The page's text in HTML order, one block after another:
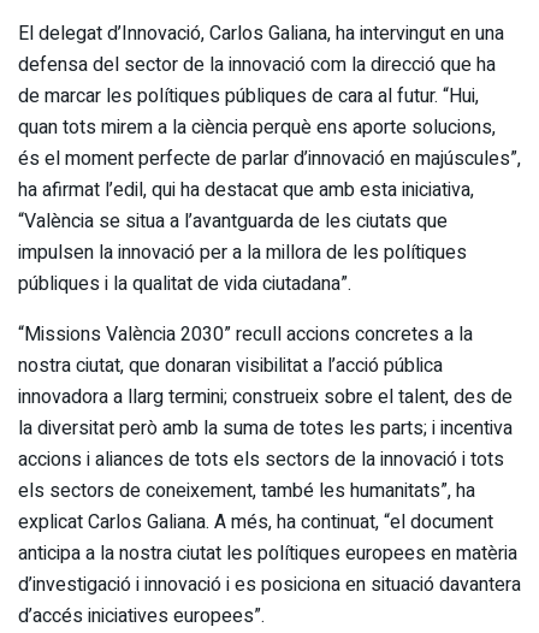
El delegat d’Innovació, Carlos Galiana, ha intervingut en una
defensa del sector de la innovació com la direcció que ha
de marcar les polítiques públiques de cara al futur. “Hui,
quan tots mirem a la ciència perquè ens aporte solucions,
és el moment perfecte de parlar d’innovació en majúscules”,
ha afirmat l’edil, qui ha destacat que amb esta iniciativa,
“València se situa a l’avantguarda de les ciutats que
impulsen la innovació per a la millora de les polítiques
públiques i la qualitat de vida ciutadana”.
“Missions València 2030” recull accions concretes a la
nostra ciutat, que donaran visibilitat a l’acció pública
innovadora a llarg termini; construeix sobre el talent, des de
la diversitat però amb la suma de totes les parts; i incentiva
accions i aliances de tots els sectors de la innovació i tots
els sectors de coneixement, també les humanitats”, ha
explicat Carlos Galiana. A més, ha continuat, “el document
anticipa a la nostra ciutat les polítiques europees en matèria
d’investigació i innovació i es posiciona en situació davantera
d’accés iniciatives europees”.